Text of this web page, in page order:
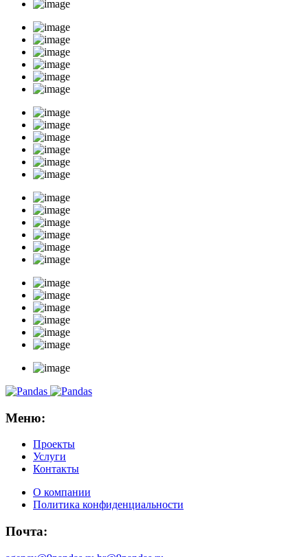
Меню:
Проекты
Услуги
Контакты
О компании
Политика конфиденциальности
Почта: